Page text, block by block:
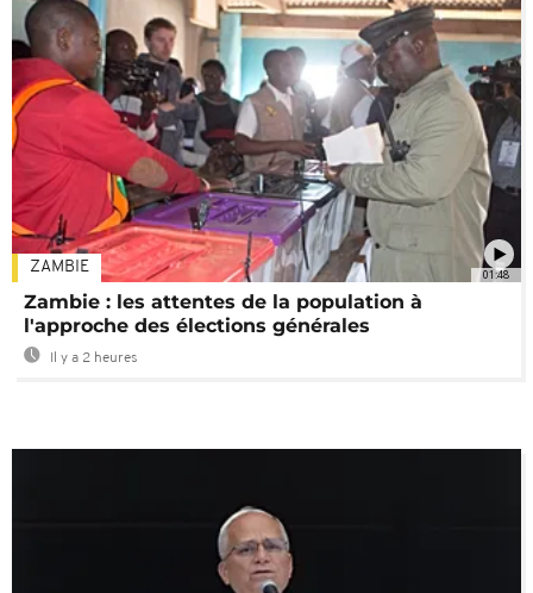
01:48
ZAMBIE
Zambie : les attentes de la population à
l'approche des élections générales
Il y a 2 heures